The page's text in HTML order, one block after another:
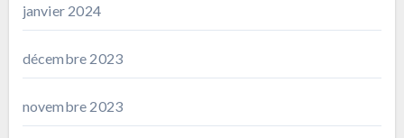
janvier 2024
décembre 2023
novembre 2023